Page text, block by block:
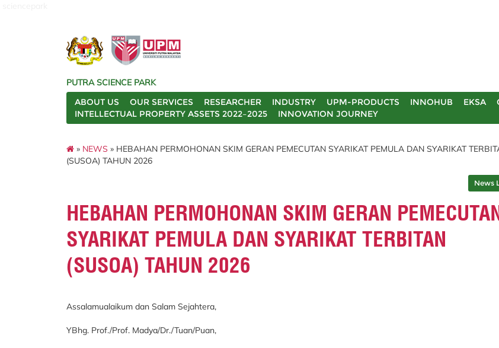
PUTRA SCIENCE PARK
ABOUT US
OUR SERVICES RESEARCHER INDUSTRY UPM-PRODUCTS INNOHUB EKSA
INTELLECTUAL PROPERTY ASSETS 2022–2025
INNOVATION JOURNEY
» NEWS » HEBAHAN PERMOHONAN SKIM GERAN PEMECUTAN SYARIKAT PEMULA DAN SYARIKAT
(SUSOA) TAHUN 2026
News
HEBAHAN PERMOHONAN SKIM GERAN
SYARIKAT PEMULA DAN SYARIKAT TERBITAN
(SUSOA) TAHUN 2026
Assalamualaikum dan Salam Sejahtera,
YBhg. Prof./Prof. Madya/Dr./Tuan/Puan,